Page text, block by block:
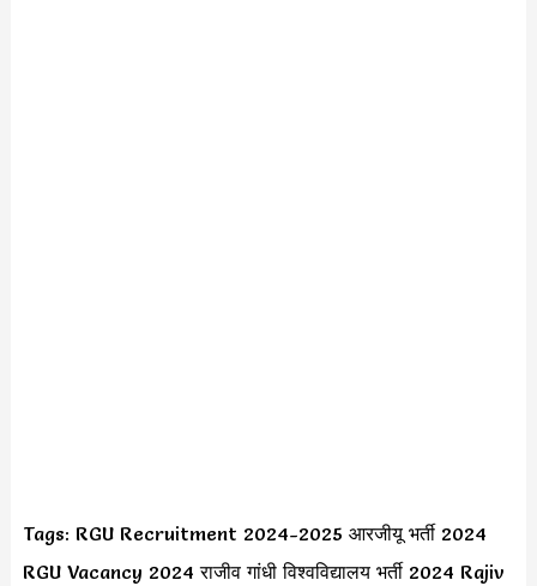
Tags: RGU Recruitment 2024-2025 आरजीयू भर्ती 2024
RGU Vacancy 2024 राजीव गांधी विश्वविद्यालय भर्ती 2024 Rajiv